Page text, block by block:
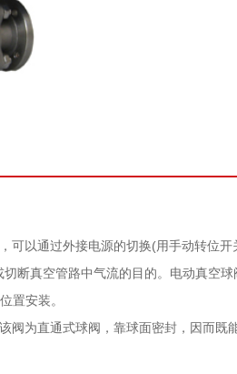
可以通过外接电源的切换(用手动转位开
断真空管路中气流的目的。电动真空球
置安装。
阀为直通式球阀，靠球面密封，因而既